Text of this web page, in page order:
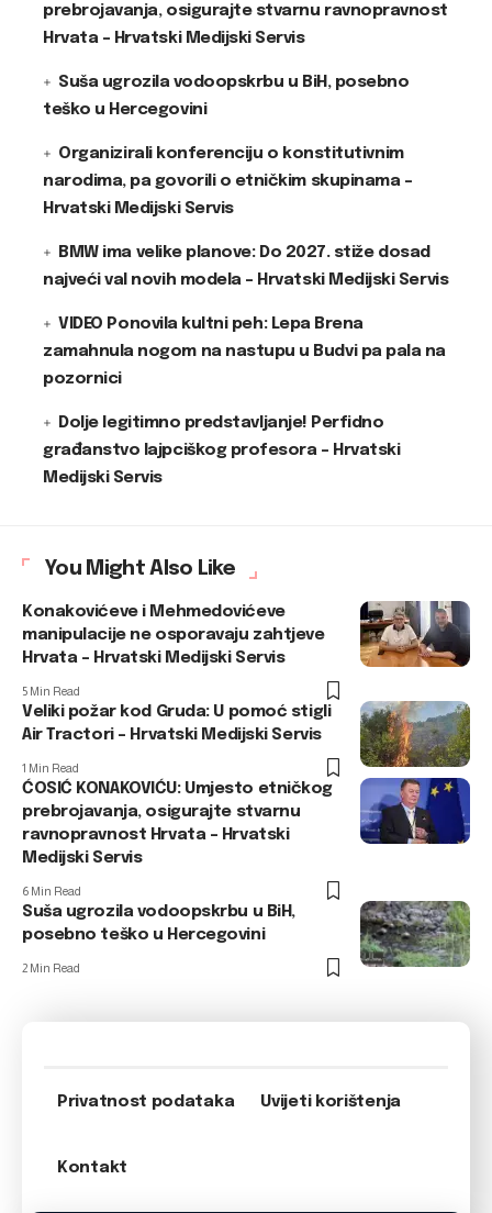
prebrojavanja, osigurajte stvarnu ravnopravnost
Hrvata – Hrvatski Medijski Servis
Suša ugrozila vodoopskrbu u BiH, posebno
teško u Hercegovini
Organizirali konferenciju o konstitutivnim
narodima, pa govorili o etničkim skupinama –
Hrvatski Medijski Servis
BMW ima velike planove: Do 2027. stiže dosad
najveći val novih modela – Hrvatski Medijski Servis
VIDEO Ponovila kultni peh: Lepa Brena
zamahnula nogom na nastupu u Budvi pa pala na
pozornici
Dolje legitimno predstavljanje! Perfidno
građanstvo lajpciškog profesora – Hrvatski
Medijski Servis
You Might Also Like
Konakovićeve i Mehmedovićeve
manipulacije ne osporavaju zahtjeve
Hrvata – Hrvatski Medijski Servis
5 Min Read
Veliki požar kod Gruda: U pomoć stigli
Air Tractori – Hrvatski Medijski Servis
1 Min Read
ĆOSIĆ KONAKOVIĆU: Umjesto etničkog
prebrojavanja, osigurajte stvarnu
ravnopravnost Hrvata – Hrvatski
Medijski Servis
6 Min Read
Suša ugrozila vodoopskrbu u BiH,
posebno teško u Hercegovini
2 Min Read
Privatnost podataka Uvijeti korištenja
Kontakt